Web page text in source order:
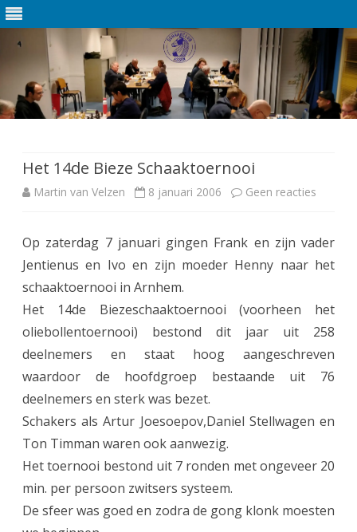
de
inhoud
Het 14de Bieze Schaaktoernooi
Martin van Velzen 8 januari 2006 Geen reacties
H
t
1
4
e
Op zaterdag 7 januari gingen Frank en zijn vader
Jentienus en Ivo en zijn moeder Henny naar het
schaaktoernooi in Arnhem.
Het 14de Biezeschaaktoernooi (voorheen het
oliebollentoernooi) bestond dit jaar uit 258
deelnemers en staat hoog aangeschreven
waardoor de hoofdgroep bestaande uit 76
deelnemers en sterk was bezet.
Schakers als Artur Joesoepov,Daniel Stellwagen en
Ton Timman waren ook aanwezig.
Het toernooi bestond uit 7 ronden met ongeveer 20
min. per persoon zwitsers systeem.
De sfeer was goed en zodra de gong klonk moesten